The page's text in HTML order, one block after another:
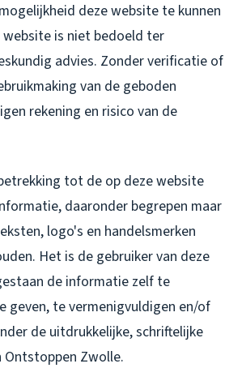
deze website te kunnen
website is niet bedoeld ter
advies. Zonder verificatie of
van de geboden
rekening en risico van de
tot de op deze website
daaronder begrepen maar
logo's en handelsmerken
Het is de gebruiker van deze
de informatie zelf te
geven, te vermenigvuldigen en/of
de uitdrukkelijke, schriftelijke
Zwolle.